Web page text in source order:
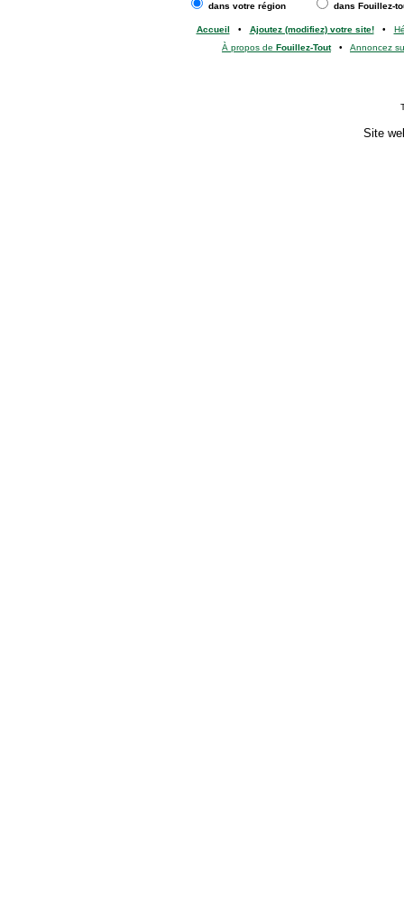
dans votre région dans Fouillez-
Accueil • Ajoutez (modifiez) votre site!•
À propos de Fouillez-Tout• Annoncez
Site